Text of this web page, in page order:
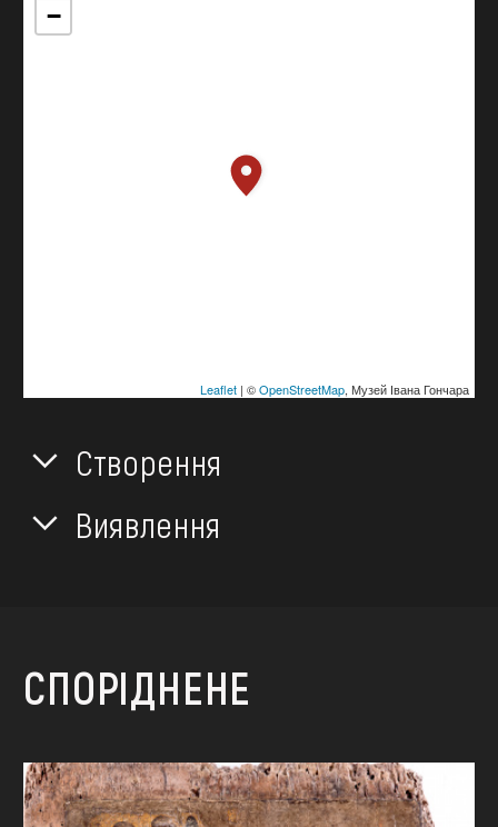
−
Leaflet| ©OpenStreetMap, Музей Івана Гончара
Створення
Виявлення
СПОРІДНЕНЕ